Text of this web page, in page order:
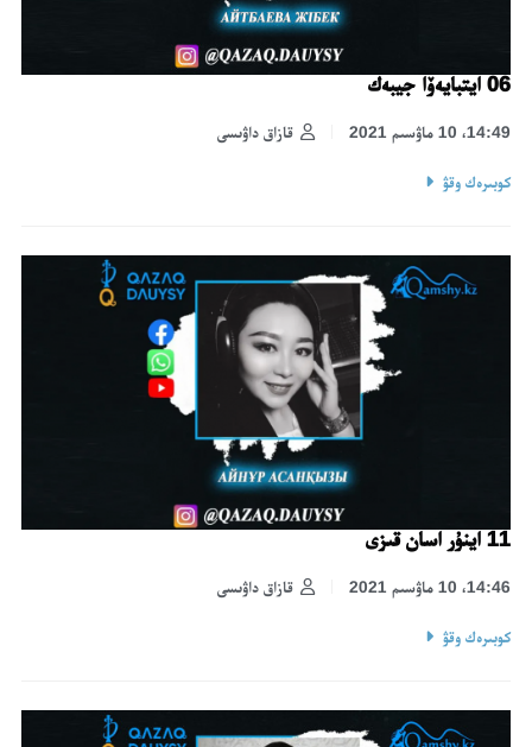
06 ايتبايەۆا جيبەك
قازاق داۋىسى 14:49، 10 ماۋسىم 2021
كوبىرەك وقۋ
11 اينۇر اسان قىزى
قازاق داۋىسى 14:46، 10 ماۋسىم 2021
كوبىرەك وقۋ